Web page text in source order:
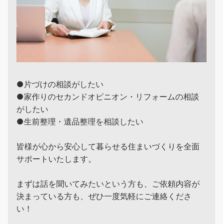
●片づけの相談がしたい
●家作りのセカンドオピニオン・リフォームの相談
がしたい
●生前整理・遺品整理を相談したい
皆様が心から安心して暮らせる住まいづくりを全面
サポートいたします。
まずは話を聞いてみたいという方も、ご依頼内容が
決まっている方も、ぜひ一度気軽にご連絡くださ
い！